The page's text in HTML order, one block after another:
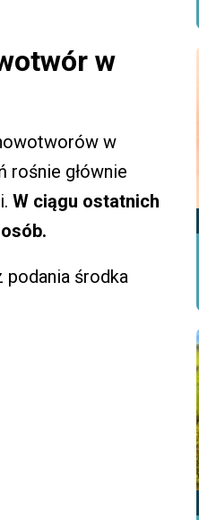
w
w
rośnie głównie
W ciągu ostatnich
podania środka